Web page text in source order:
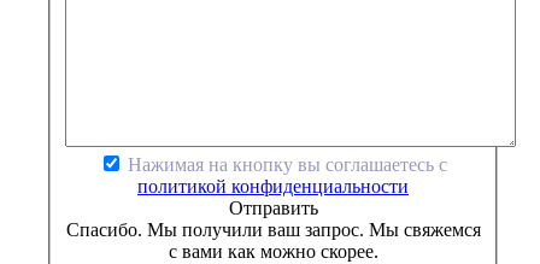
Нажимая на кнопку вы соглашаетесь с
политикой конфиденциальности
Отправить
Спасибо. Мы получили ваш запрос. Мы свяжемся
с вами как можно скорее.